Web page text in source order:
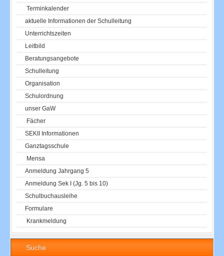
Terminkalender
aktuelle Informationen der Schulleitung
Unterrichtszeiten
Leitbild
Beratungsangebote
Schulleitung
Organisation
Schulordnung
unser GaW
Fächer
SEKII Informationen
Ganztagsschule
Mensa
Anmeldung Jahrgang 5
Anmeldung Sek I (Jg. 5 bis 10)
Schulbuchausleihe
Formulare
Krankmeldung
Suche